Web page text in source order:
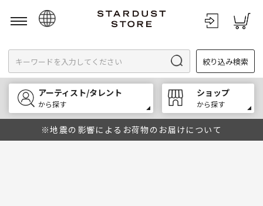
English
한국어
中文
絞り込み検索
アーティスト/タレント
から探す
ショップ
から探す
※地震の影響によるお荷物のお届けについて